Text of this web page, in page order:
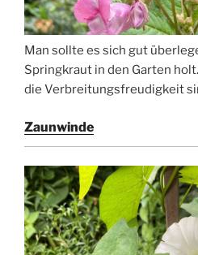
Man sollte es sich gut
Springkraut in den Garten
die Verbreitungsfreudigkeit
Zaunwinde